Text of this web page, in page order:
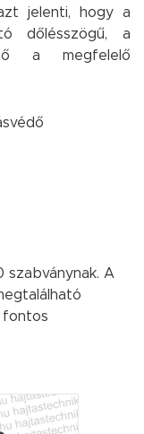
jelenti, hogy a
dőlésszögű, a
a megfelelő
szabványnak. A
fontos